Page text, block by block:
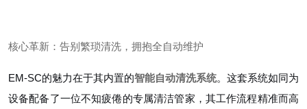
核心革新：告别繁琐清洗，拥抱全自动维护
EM-SC的魅力在于其内置的智能自动清洗系统。这套系统如同为
设备配备了一位不知疲倦的专属清洁管家，其工作流程精准而高